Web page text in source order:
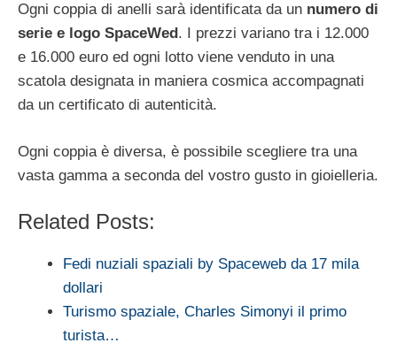
Ogni coppia di anelli sarà identificata da un numero di
serie e logo SpaceWed . I prezzi variano tra i 12.000
e 16.000 euro ed ogni lotto viene venduto in una
scatola designata in maniera cosmica accompagnati
da un certificato di autenticità.
Ogni coppia è diversa, è possibile scegliere tra una
vasta gamma a seconda del vostro gusto in gioielleria.
Related Posts:
Fedi nuziali spaziali by Spaceweb da 17 mila
dollari
Turismo spaziale, Charles Simonyi il primo
turista…